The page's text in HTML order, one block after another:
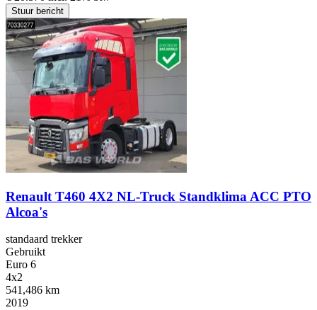
Stuur bericht
Renault T460 4X2 NL-Truck Standklima ACC PTO
Alcoa's
standaard trekker
Gebruikt
Euro 6
4x2
541,486 km
2019